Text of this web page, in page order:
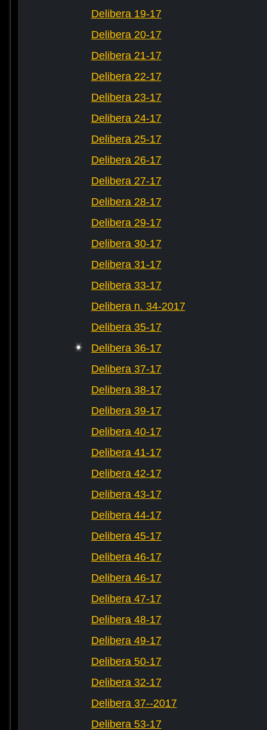
Delibera 19-17
Delibera 20-17
Delibera 21-17
Delibera 22-17
Delibera 23-17
Delibera 24-17
Delibera 25-17
Delibera 26-17
Delibera 27-17
Delibera 28-17
Delibera 29-17
Delibera 30-17
Delibera 31-17
Delibera 33-17
Delibera n. 34-2017
Delibera 35-17
Delibera 36-17
Delibera 37-17
Delibera 38-17
Delibera 39-17
Delibera 40-17
Delibera 41-17
Delibera 42-17
Delibera 43-17
Delibera 44-17
Delibera 45-17
Delibera 46-17
Delibera 46-17
Delibera 47-17
Delibera 48-17
Delibera 49-17
Delibera 50-17
Delibera 32-17
Delibera 37--2017
Delibera 53-17